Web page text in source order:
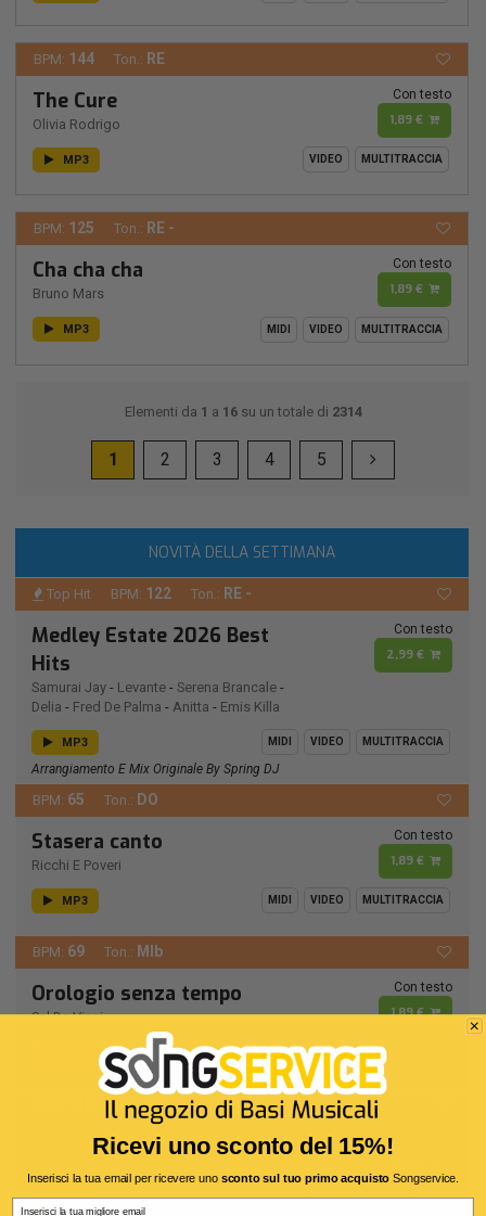
BPM: 144 Ton.: RE
The Cure
Olivia Rodrigo
Con testo
1,89 €
MP3 VIDEO MULTITRACCIA
BPM: 125 Ton.: RE -
Cha cha cha
Bruno Mars
Con testo
1,89 €
MP3 MIDI VIDEO MULTITRACCIA
Elementi da 1 a 16su un totale di 2314
1 2 3 4 5
NOVITÀ DELLA SETTIMANA
Top Hit BPM: 122 Ton.: RE -
Medley Estate 2026 Best
Hits
Samurai Jay - Levante - Serena Brancale -
Delia - Fred De Palma - Anitta - Emis Killa
Con testo
2,99 €
MP3 MIDI VIDEO MULTITRACCIA
Arrangiamento E Mix Originale By Spring DJ
BPM: 65 Ton.: DO
Stasera canto
Ricchi E Poveri
Con testo
1,89 €
MP3 MIDI VIDEO MULTITRACCIA
BPM: 69 Ton.: MIb
Orologio senza tempo
Sal Da Vinci
Con testo
1,89 €
MIDI VIDEO MULTITRACCIA
Ton.:RE
Fool (If You Think It's Over)
Ricevi uno sconto del 15%!
Inserisci la tua email per ricevere uno sconto sul tuo primo acquistoSongservice.